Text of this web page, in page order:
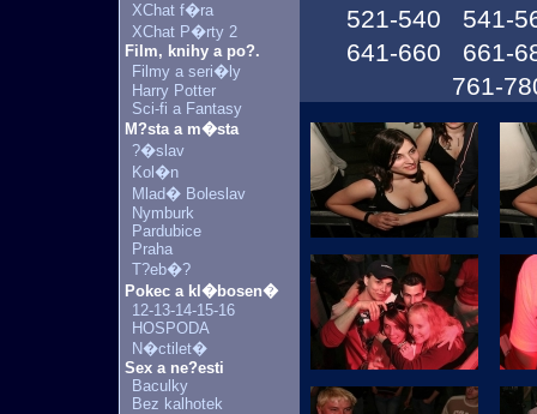
XChat f�ra
XChat P�rty 2
Film, knihy a po?.
Filmy a seri�ly
Harry Potter
Sci-fi a Fantasy
M?sta a m�sta
?�slav
Kol�n
Mlad� Boleslav
Nymburk
Pardubice
Praha
T?eb�?
Pokec a kl�bosen�
12-13-14-15-16
HOSPODA
N�ctilet�
Sex a ne?esti
Baculky
Bez kalhotek
521-540
541-
641-660
661-
761-